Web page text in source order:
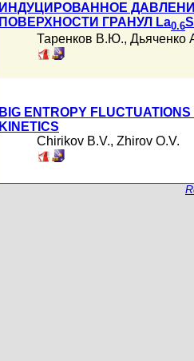
ИНДУЦИРОВАННОЕ
ПОВЕРХНОСТИ ГРАНУЛ La0.6
Таренков В.Ю., Дьяченко
BIG ENTROPY
KINETICS
Chirikov B.V., Zhirov O.V.